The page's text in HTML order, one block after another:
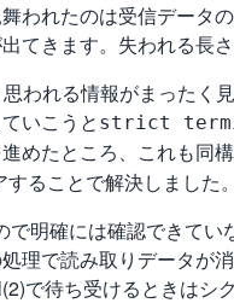
われたのは受信データ
てきます。失われる長
われる情報がまったく
いこうと strict
めたところ、これも同
ることで解決しました
明確には確認できて
理で読み取りデータが
で待ち受けるときはシ